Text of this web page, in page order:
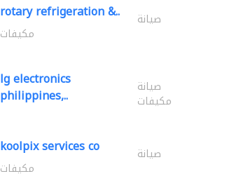
rotary refrigeration &.. صيانة
مكيفات
lg electronics
philippines,.. صيانة
مكيفات
koolpix services co صيانة
مكيفات